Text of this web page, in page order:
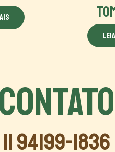
CONTATO
11 94199-1836